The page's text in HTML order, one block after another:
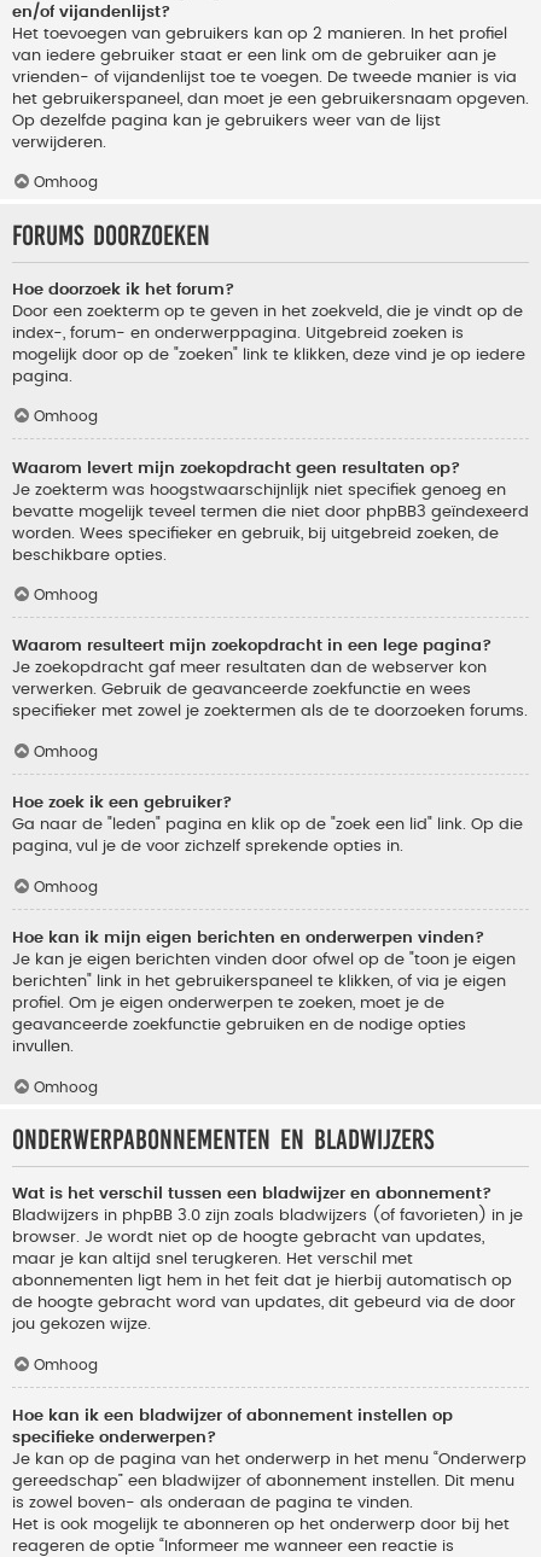
en/of vijandenlijst?
Het toevoegen van gebruikers kan op 2 manieren. In het profiel
van iedere gebruiker staat er een link om de gebruiker aan je
vrienden- of vijandenlijst toe te voegen. De tweede manier is via
het gebruikerspaneel, dan moet je een gebruikersnaam opgeven.
Op dezelfde pagina kan je gebruikers weer van de lijst
verwijderen.
Omhoog
Forums doorzoeken
Hoe doorzoek ik het forum?
Door een zoekterm op te geven in het zoekveld, die je vindt op de
index-, forum- en onderwerppagina. Uitgebreid zoeken is
mogelijk door op de "zoeken" link te klikken, deze vind je op iedere
pagina.
Omhoog
Waarom levert mijn zoekopdracht geen resultaten op?
Je zoekterm was hoogstwaarschijnlijk niet specifiek genoeg en
bevatte mogelijk teveel termen die niet door phpBB3 geïndexeerd
worden. Wees specifieker en gebruik, bij uitgebreid zoeken, de
beschikbare opties.
Omhoog
Waarom resulteert mijn zoekopdracht in een lege pagina?
Je zoekopdracht gaf meer resultaten dan de webserver kon
verwerken. Gebruik de geavanceerde zoekfunctie en wees
specifieker met zowel je zoektermen als de te doorzoeken forums.
Omhoog
Hoe zoek ik een gebruiker?
Ga naar de "leden" pagina en klik op de "zoek een lid" link. Op die
pagina, vul je de voor zichzelf sprekende opties in.
Omhoog
Hoe kan ik mijn eigen berichten en onderwerpen vinden?
Je kan je eigen berichten vinden door ofwel op de "toon je eigen
berichten" link in het gebruikerspaneel te klikken, of via je eigen
profiel. Om je eigen onderwerpen te zoeken, moet je de
geavanceerde zoekfunctie gebruiken en de nodige opties
invullen.
Omhoog
Onderwerpabonnementen en bladwijzers
Wat is het verschil tussen een bladwijzer en abonnement?
Bladwijzers in phpBB 3.0 zijn zoals bladwijzers (of favorieten) in je
browser. Je wordt niet op de hoogte gebracht van updates,
maar je kan altijd snel terugkeren. Het verschil met
abonnementen ligt hem in het feit dat je hierbij automatisch op
de hoogte gebracht word van updates, dit gebeurd via de door
jou gekozen wijze.
Omhoog
Hoe kan ik een bladwijzer of abonnement instellen op
specifieke onderwerpen?
Je kan op de pagina van het onderwerp in het menu “Onderwerp
gereedschap” een bladwijzer of abonnement instellen. Dit menu
is zowel boven- als onderaan de pagina te vinden.
Het is ook mogelijk te abonneren op het onderwerp door bij het
reageren de optie “Informeer me wanneer een reactie is